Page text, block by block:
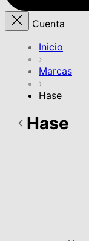
Cuenta
Inicio
›
Marcas
›
Hase
Hase